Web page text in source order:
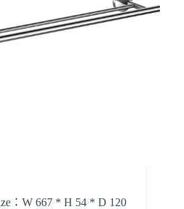
：W 667 * H 54 * D 120